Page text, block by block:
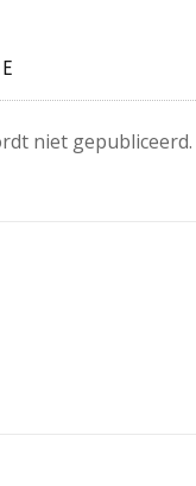
niet gepubliceerd.